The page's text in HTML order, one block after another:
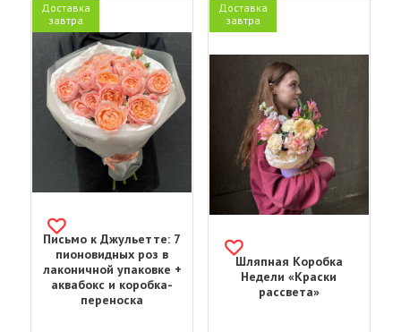
Доставка
завтра
Письмо к Джульетте: 7
пионовидных роз в
лаконичной упаковке +
аквабокс и коробка-
переноска
Доставка
завтра
Шляпная Коробка
Недели «Краски
рассвета»